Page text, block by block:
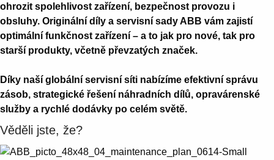
ohrozit spolehlivost zařízení, bezpečnost provozu i
obsluhy. Originální díly a servisní sady ABB vám zajistí
optimální funkčnost zařízení – a to jak pro nové, tak pro
starší produkty, včetně převzatých značek.
Díky naší globální servisní síti nabízíme efektivní správu
zásob, strategické řešení náhradních dílů, opravárenské
služby a rychlé dodávky po celém světě.
Věděli jste, že?